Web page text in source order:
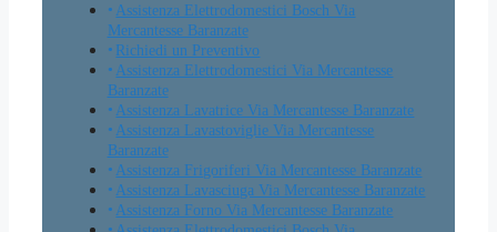
Assistenza Elettrodomestici Bosch Via
Mercantesse Baranzate
Richiedi un Preventivo
Assistenza Elettrodomestici Via Mercantesse
Baranzate
Assistenza Lavatrice Via Mercantesse Baranzate
Assistenza Lavastoviglie Via Mercantesse
Baranzate
Assistenza Frigoriferi Via Mercantesse Baranzate
Assistenza Lavasciuga Via Mercantesse Baranzate
Assistenza Forno Via Mercantesse Baranzate